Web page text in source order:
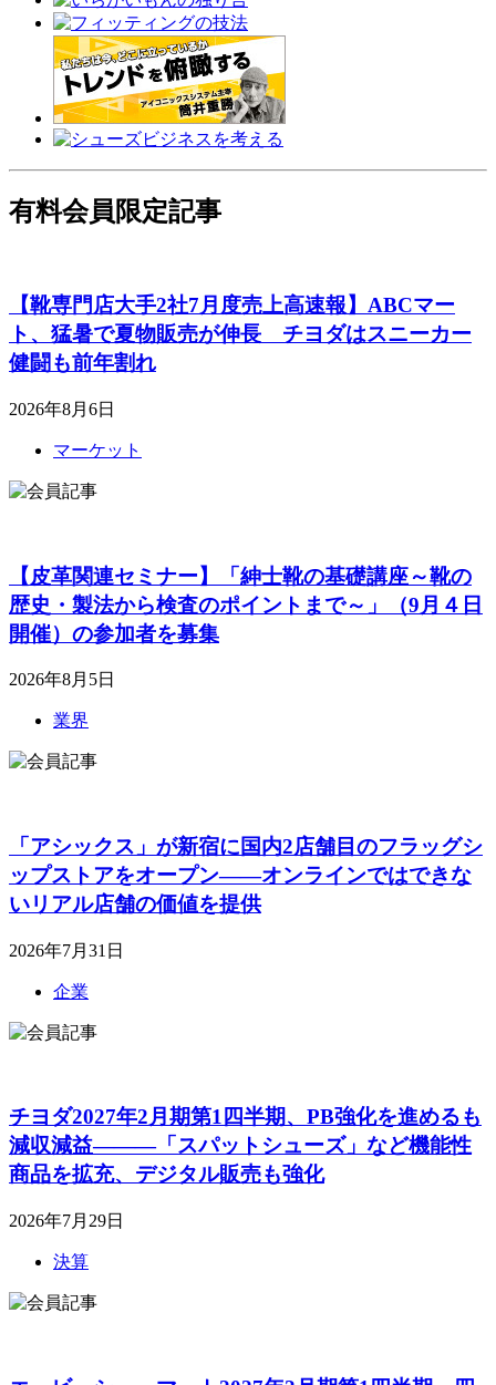
有料会員限定記事
【靴専門店大手2社7月度売上高速報】ABCマー
ト、猛暑で夏物販売が伸長 チヨダはスニーカー
健闘も前年割れ
2026年8月6日
マーケット
【皮革関連セミナー】「紳士靴の基礎講座～靴の
歴史・製法から検査のポイントまで～」（9月４日
開催）の参加者を募集
2026年8月5日
業界
「アシックス」が新宿に国内2店舗目のフラッグシ
ップストアをオープン――オンラインではできな
いリアル店舗の価値を提供
2026年7月31日
企業
チヨダ2027年2月期第1四半期、PB強化を進めるも
減収減益―――「スパットシューズ」など機能性
商品を拡充、デジタル販売も強化
2026年7月29日
決算